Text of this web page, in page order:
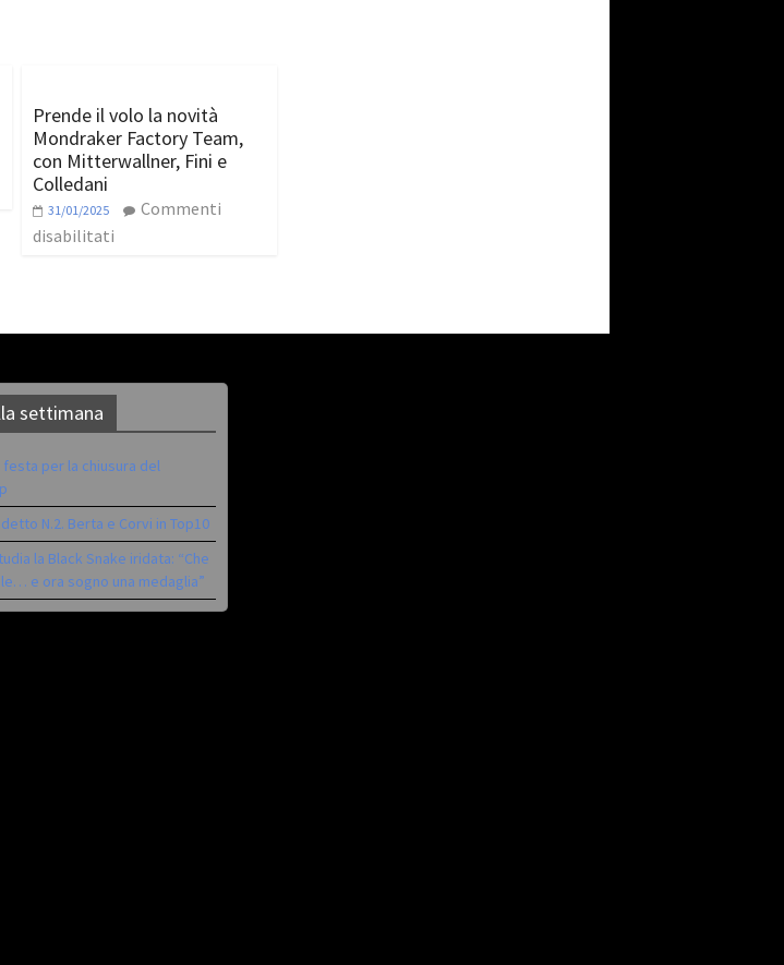
Prende il volo la novità
Mondraker Factory Team,
con Mitterwallner, Fini e
Colledani
31/01/2025
Commenti
disabilitati
settimana
per la chiusura del
N.2. Berta e Corvi in Top10
la Black Snake iridata: “Che
e ora sogno una medaglia”